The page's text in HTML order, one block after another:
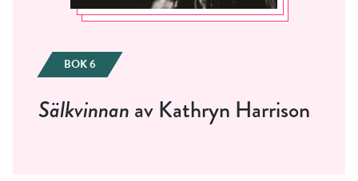
BOK 6
Sälkvinnanav Kathryn Harrison